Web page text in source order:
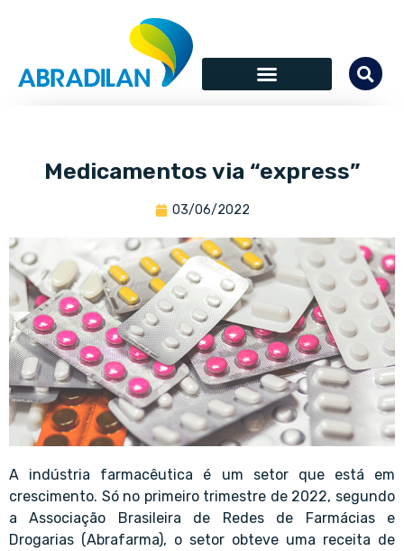
Medicamentos via “express”
03/06/2022
A indústria farmacêutica é um setor que está em
crescimento. Só no primeiro trimestre de 2022, segundo
a Associação Brasileira de Redes de Farmácias e
Drogarias (Abrafarma), o setor obteve uma receita de